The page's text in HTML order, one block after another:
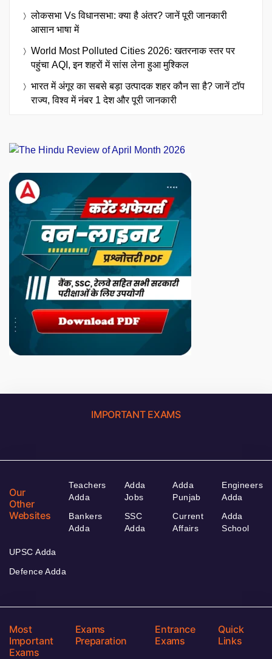
लोकसभा Vs विधानसभा: क्या है अंतर? जानें पूरी जानकारी
आसान भाषा में
World Most Polluted Cities 2026: खतरनाक स्तर पर
पहुंचा AQI, इन शहरों में सांस लेना हुआ मुश्किल
भारत में अंगूर का सबसे बड़ा उत्पादक शहर कौन सा है? जानें टॉप
राज्य, विश्व में नंबर 1 देश और पूरी जानकारी
IMPORTANT EXAMS
Our
Other
Websites
Teachers
Adda
Bankers
Adda
Adda
Jobs
SSC
Adda
Adda
Punjab
Current
Affairs
Engineers
Adda
Adda
School
UPSC Adda
Defence Adda
Most
Important
Exams
Exams
Preparation
Entrance
Exams
Quick
Links